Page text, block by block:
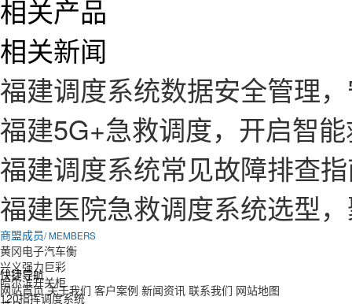
相关产品
相关新闻
福建调度系统数据安全管理
福建5G+急救调度，开启智
福建调度系统常见故障排查
福建医院急救调度系统选型
商盟成员/ MEMBERS
黄冈电子汽车衡
兴义强力巨彩
哈尔滨开关柜
120指挥调度系统
快捷导航
网站首页 关于我们 客户案例 新闻资讯 联系我们 网站地图